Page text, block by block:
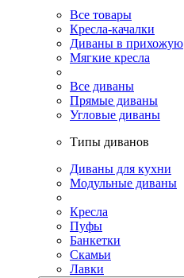
Все товары
Кресла-качалки
Диваны в прихожую
Мягкие кресла
Все диваны
Прямые диваны
Угловые диваны
Типы диванов
Диваны для кухни
Модульные диваны
Кресла
Пуфы
Банкетки
Скамьи
Лавки